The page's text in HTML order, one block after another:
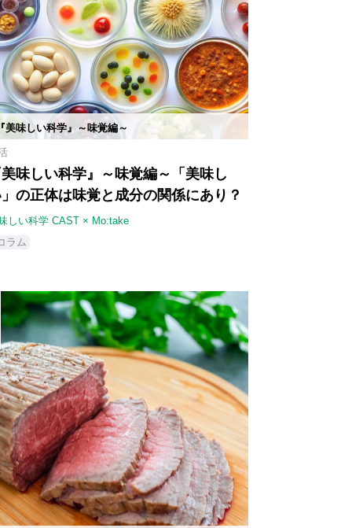
美味しい科学』～味覚編～
味しい科学』～味覚編～「美味し
の正体は味覚と成分の関係にあり？
しい科学 CAST × Mo:take
ラム